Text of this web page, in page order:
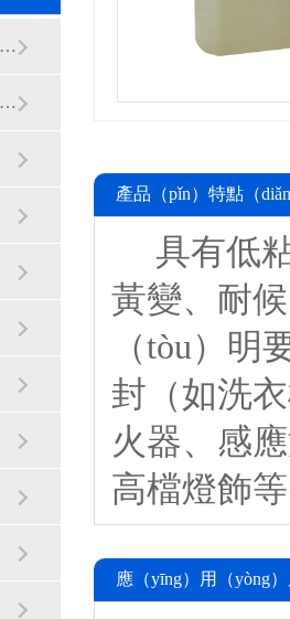
快速固化AB膠（1-10分（fèn）鍾）
快速固化AB膠（20-30分鍾）
產品（pǐn）特點（
具有低粘
黃變、耐
（tòu）
封（如洗
火器、感
高檔燈飾
應（yīng）用（yòng